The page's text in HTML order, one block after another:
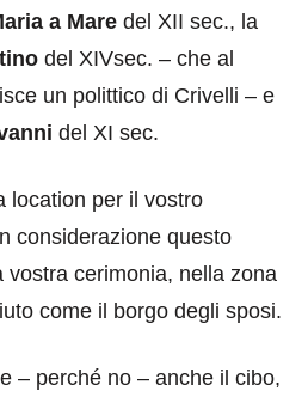
a Mare del XII sec., la
del XIVsec. – che al
un polittico di Crivelli – e
del XI sec.
location per il vostro
considerazione questo
vostra cerimonia, nella zona
come il borgo degli sposi.
– perché no – anche il cibo,